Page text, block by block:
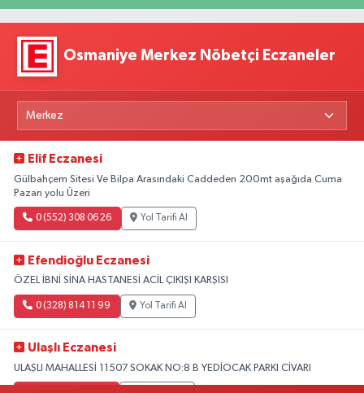
Osmaniye Merkez Nöbetçi Eczaneler
Elif Eczanesi
Gülbahçem Sitesi Ve Bilpa Arasındaki Caddeden 200mt aşağıda Cuma
Pazarı yolu Üzeri
0 (552) 308 06 26 Yol Tarifi Al
Efendioğlu Eczanesi
ÖZEL İBNİ SİNA HASTANESİ ACİL ÇIKIŞI KARŞISI
0 (328) 814 11 99 Yol Tarifi Al
Ulaşlı Eczanesi
ULAŞLI MAHALLESİ 11507 SOKAK NO:8 B YEDİOCAK PARKI CİVARI